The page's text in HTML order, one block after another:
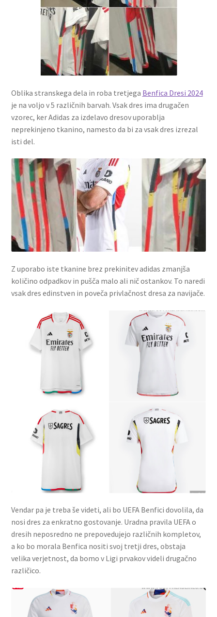
Oblika stranskega dela in roba tretjega Benfica Dresi 2024
je na voljo v 5 različnih barvah. Vsak dres ima drugačen
vzorec, ker Adidas za izdelavo dresov uporablja
neprekinjeno tkanino, namesto da bi za vsak dres izrezal
isti del.
Z uporabo iste tkanine brez prekinitev adidas zmanjša
količino odpadkov in pušča malo ali nič ostankov. To naredi
vsak dres edinstven in poveča privlačnost dresa za navijače.
Vendar pa je treba še videti, ali bo UEFA Benfici dovolila, da
nosi dres za enkratno gostovanje. Uradna pravila UEFA o
dresih neposredno ne prepovedujejo različnih kompletov,
a ko bo morala Benfica nositi svoj tretji dres, obstaja
velika verjetnost, da bomo v Ligi prvakov videli drugačno
različico.